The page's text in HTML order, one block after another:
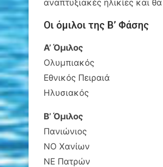
αναπτυξιακές ηλικίες και
Οι όμιλοι της Β’ Φάσης
Α’ Όμιλος
Ολυμπιακός
Εθνικός Πειραιά
Ηλυσιακός
Β’ Όμιλος
Πανιώνιος
ΝΟ Χανίων
ΝΕ Πατρών